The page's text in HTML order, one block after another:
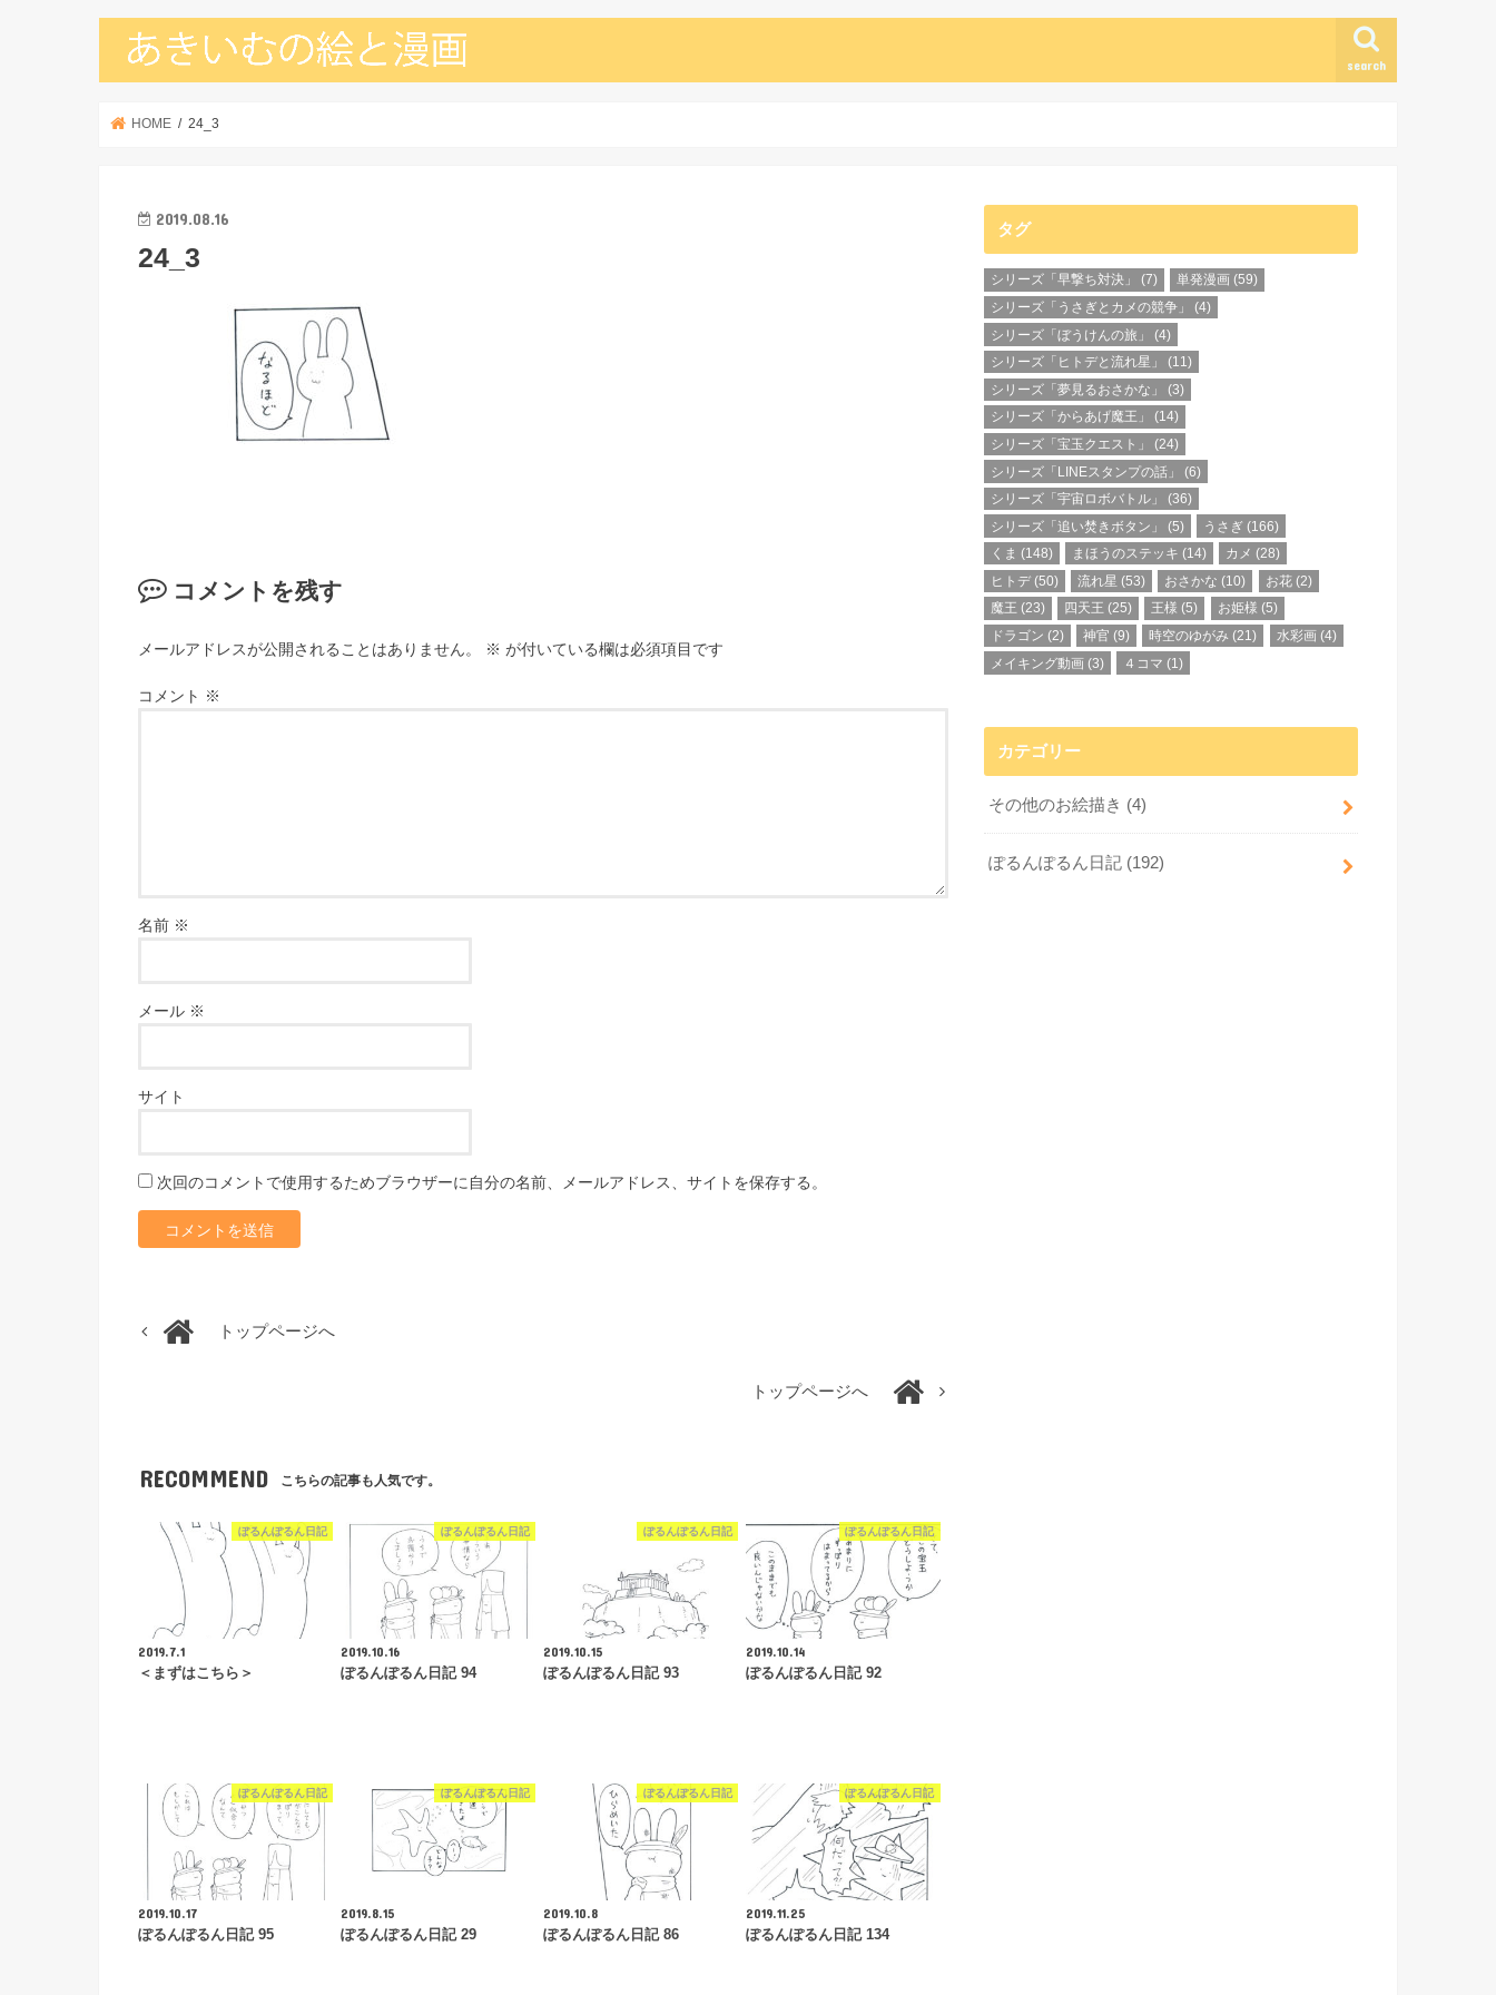
search
HOME 24_3
2019.08.16
24_3
コメントを残す
メールアドレスが公開されることはありません。 ※ が付いている欄は必須項目です
コメント ※
名前 ※
メール ※
サイト
次回のコメントで使用するためブラウザーに自分の名前、メールアドレス、サイトを保存する。
トップページへ
トップページへ
RECOMMEND こちらの記事も人気です。
ぽるんぽるん日記
2019.7.1
＜まずはこちら＞
ぽるんぽるん日記
2019.10.16
ぽるんぽるん日記 94
ぽるんぽるん日記
2019.10.15
ぽるんぽるん日記 93
ぽるんぽるん日記
2019.10.14
ぽるんぽるん日記 92
ぽるんぽるん日記
2019.10.17
ぽるんぽるん日記 95
ぽるんぽるん日記
2019.8.15
ぽるんぽるん日記 29
ぽるんぽるん日記
2019.10.8
ぽるんぽるん日記 86
ぽるんぽるん日記
2019.11.25
ぽるんぽるん日記 134
タグ
シリーズ「早撃ち対決」 (7) 単発漫画 (59)
シリーズ「うさぎとカメの競争」
(4)
シリーズ「ぼうけんの旅」
(4)
シリーズ「ヒトデと流れ星」
(11)
シリーズ「夢見るおさかな」
(3)
シリーズ「からあげ魔王」
(14)
シリーズ「宝玉クエスト」
(24)
シリーズ「LINEスタンプの話」
(6)
シリーズ「宇宙ロボバトル」
(36)
シリーズ「追い焚きボタン」
(5) うさぎ (166)
くま (148) まほうのステッキ (14) カメ (28)
ヒトデ (50) 流れ星 (53) おさかな (10) お花(2)
魔王 (23) 四天王 (25) 王様 (5) お姫様 (5)
ドラゴン (2) 神官 (9) 時空のゆがみ (21) 水彩画(4)
メイキング動画 (3) ４コマ (1)
カテゴリー
その他のお絵描き (4)
ぽるんぽるん日記 (192)